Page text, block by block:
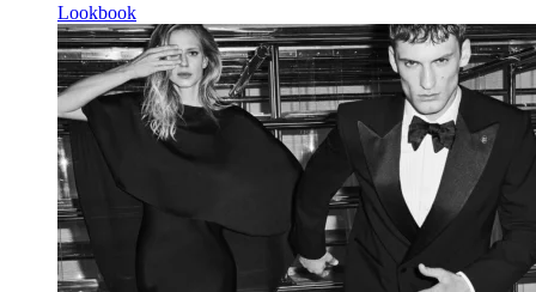
Lookbook